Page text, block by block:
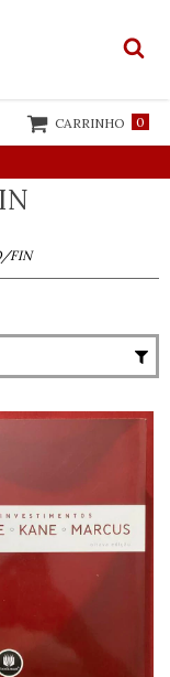
CARRINHO 0
FIN